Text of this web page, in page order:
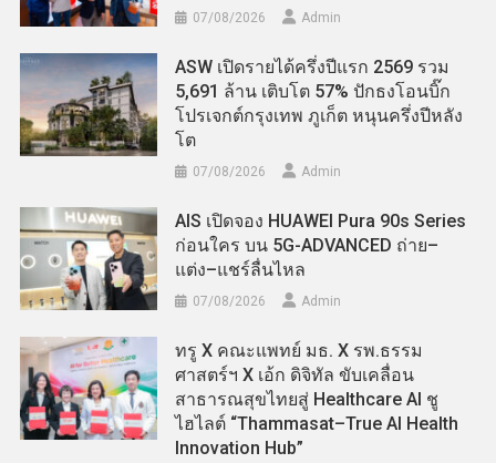
07/08/2026 Admin
ASW เปิดรายได้ครึ่งปีแรก 2569 รวม
5,691 ล้าน เติบโต 57% ปักธงโอนบิ๊ก
โปรเจกต์กรุงเทพ ภูเก็ต หนุนครึ่งปีหลัง
โต
07/08/2026 Admin
AIS เปิดจอง HUAWEI Pura 90s Series
ก่อนใคร บน 5G-ADVANCED ถ่าย–
แต่ง–แชร์ลื่นไหล
07/08/2026 Admin
ทรู X คณะแพทย์ มธ. X รพ.ธรรม
ศาสตร์ฯ X เอ้ก ดิจิทัล ขับเคลื่อน
สาธารณสุขไทยสู่ Healthcare AI ชู
ไฮไลต์ “Thammasat–True AI Health
Innovation Hub”